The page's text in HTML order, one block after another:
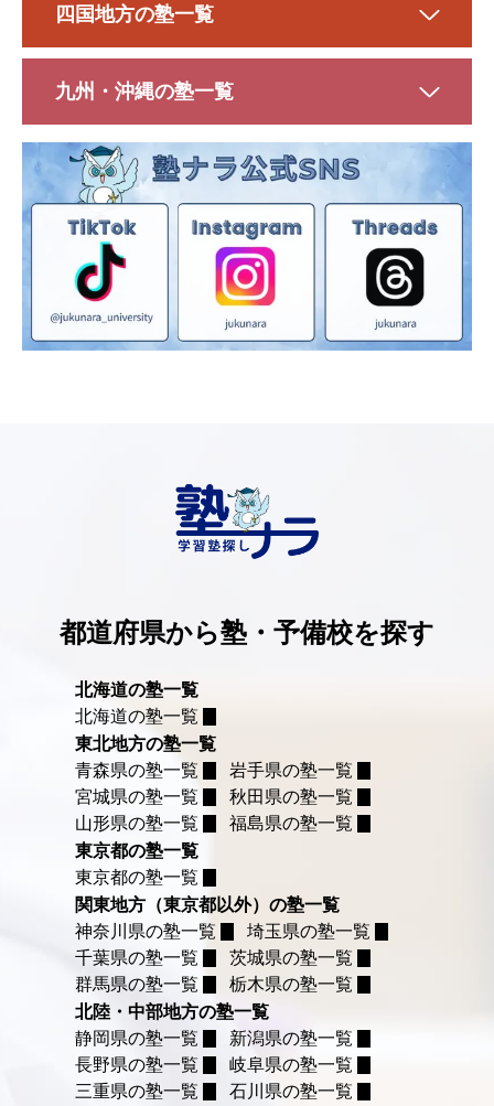
四国地方の塾一覧
九州・沖縄の塾一覧
都道府県から塾・予備校を探す
北海道の塾一覧
北海道の塾一覧
東北地方の塾一覧
青森県の塾一覧
岩手県の塾一覧
宮城県の塾一覧
秋田県の塾一覧
山形県の塾一覧
福島県の塾一覧
東京都の塾一覧
東京都の塾一覧
関東地方（東京都以外）の塾一覧
神奈川県の塾一覧
埼玉県の塾一覧
千葉県の塾一覧
茨城県の塾一覧
群馬県の塾一覧
栃木県の塾一覧
北陸・中部地方の塾一覧
静岡県の塾一覧
新潟県の塾一覧
長野県の塾一覧
岐阜県の塾一覧
三重県の塾一覧
石川県の塾一覧